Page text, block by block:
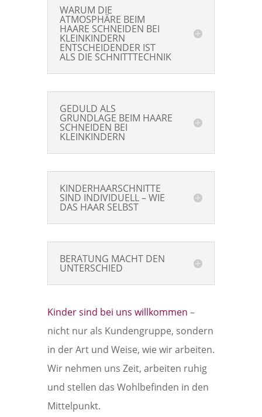
WARUM DIE
ATMOSPHÄRE BEIM
HAARE SCHNEIDEN BEI
KLEINKINDERN
ENTSCHEIDENDER IST
ALS DIE SCHNITTTECHNIK
GEDULD ALS
GRUNDLAGE BEIM HAARE
SCHNEIDEN BEI
KLEINKINDERN
KINDERHAARSCHNITTE
SIND INDIVIDUELL – WIE
DAS HAAR SELBST
BERATUNG MACHT DEN
UNTERSCHIED
Kinder sind bei uns willkommen –
nicht nur als Kundengruppe, sondern
in der Art und Weise, wie wir arbeiten.
Wir nehmen uns Zeit, arbeiten ruhig
und stellen das Wohlbefinden in den
Mittelpunkt.